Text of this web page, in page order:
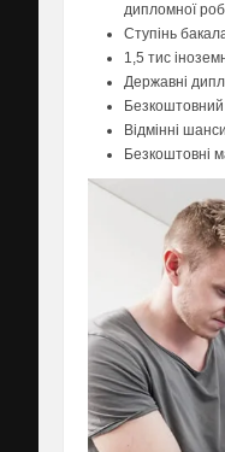
дипломної
Ступінь
1,5 тис
Державні
Відмінні
Безкоштовні